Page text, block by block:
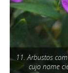
11. Arbustos
cujo nome